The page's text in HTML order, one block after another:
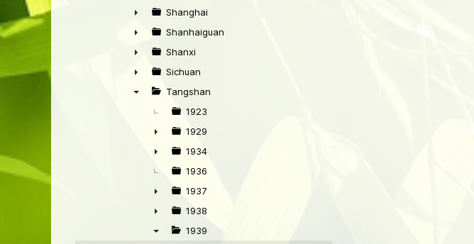
►
►
Shanghai
►
Shanhaiguan
►
Shanxi
►
Sichuan
Tangshan
1923
►
1929
►
1934
1936
►
1937
►
1938
1939